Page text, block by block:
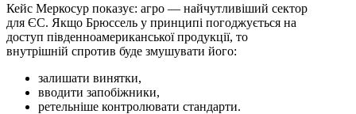
Кейс Меркосур показує: агро — найчутливіший сектор
для ЄС. Якщо Брюссель у принципі погоджується на
доступ південноамериканської продукції, то
внутрішній спротив буде змушувати його:
залишати винятки,
вводити запобіжники,
ретельніше контролювати стандарти.